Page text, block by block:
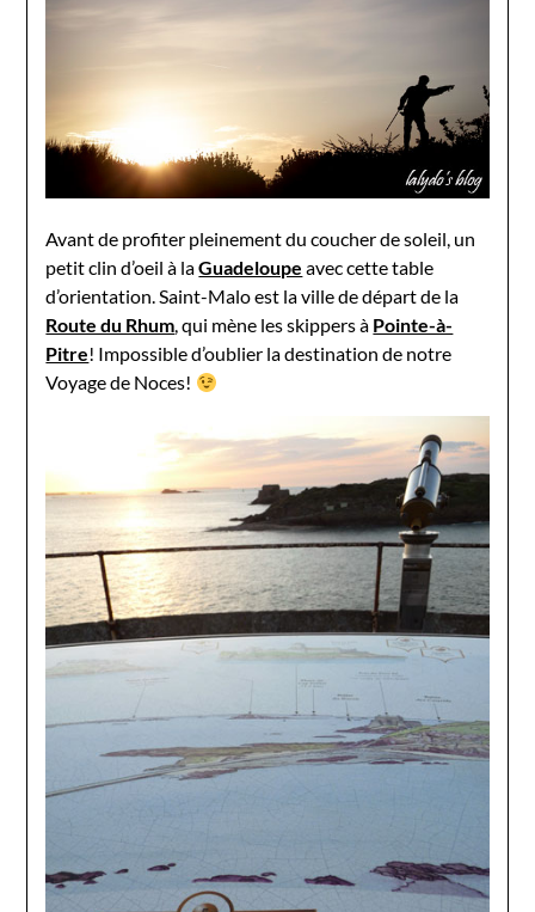
Avant de profiter pleinement du coucher de soleil, un
petit clin d’oeil à laGuadeloupe avec cette table
d’orientation. Saint-Malo est la ville de départ de la
Route du Rhum, qui mène les skippers à Pointe-à-
Pitre! Impossible d’oublier la destination de notre
Voyage de Noces!